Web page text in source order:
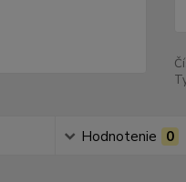
Hodnotenie 0